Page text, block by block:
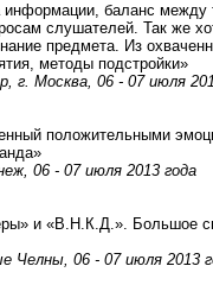
баланс между
слушателей. Так же
предмета. Из
методы подстройки»
г. Москва, 06 - 07 июля
положительными
06 - 07 июля 2013 года
и «В.Н.К.Д.». Большое
Челны, 06 - 07 июля 2013